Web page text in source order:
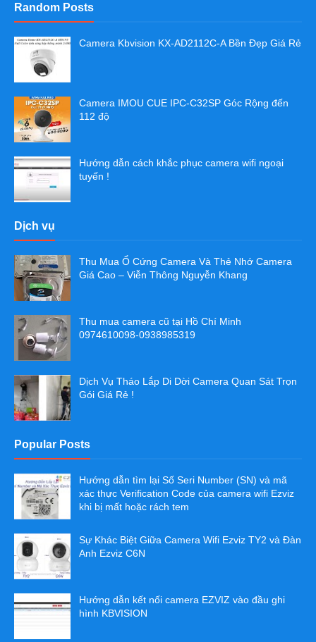
Random Posts
Camera Kbvision KX-AD2112C-A Bền Đẹp Giá Rẻ
Camera IMOU CUE IPC-C32SP Góc Rộng đến
112 độ
Hướng dẫn cách khắc phục camera wifi ngoại
tuyến !
Dịch vụ
Thu Mua Ổ Cứng Camera Và Thẻ Nhớ Camera
Giá Cao – Viễn Thông Nguyễn Khang
Thu mua camera cũ tại Hồ Chí Minh
0974610098-0938985319
Dịch Vụ Tháo Lắp Di Dời Camera Quan Sát Trọn
Gói Giá Rẻ !
Popular Posts
Hướng dẫn tìm lại Số Seri Number (SN) và mã
xác thực Verification Code của camera wifi Ezviz
khi bị mất hoặc rách tem
Sự Khác Biệt Giữa Camera Wifi Ezviz TY2 và Đàn
Anh Ezviz C6N
Hướng dẫn kết nối camera EZVIZ vào đầu ghi
hình KBVISION